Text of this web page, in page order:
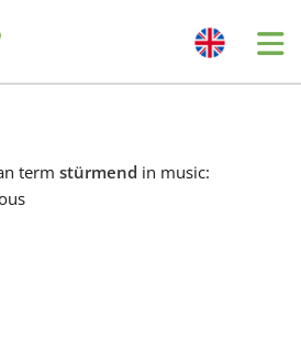
term stürmend in music: